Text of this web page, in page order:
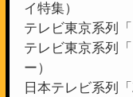
イ特集）
テレビ東京系列「
テレビ東京系列
ー）
日本テレビ系列